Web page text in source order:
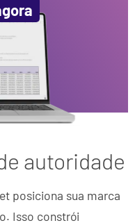
autoridade
posiciona sua marca
Isso constrói